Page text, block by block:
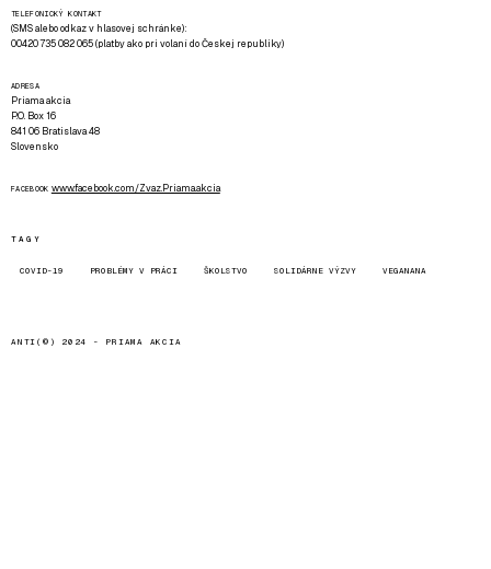
TELEFONICKÝ KONTAKT
(SMS alebo odkaz v hlasovej schránke):
00420 735 082 065 (platby ako pri volaní do Českej republiky)
ADRESA
Priama akcia
P.O. Box 16
841 06 Bratislava 48
Slovensko
FACEBOOK www.facebook.com/Zvaz.Priama.akcia
TAGY
COVID-19 PROBLÉMY V PRÁCI ŠKOLSTVO SOLIDÁRNE VÝZVY VEGANANA
ANTI(©) 2024 - PRIAMA AKCIA